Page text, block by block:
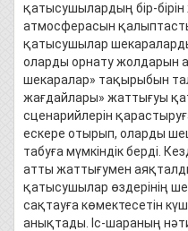
қатысушылардың бір-
атмосферасын
қатысушылар
оларды орнату жолдарын
шекаралар» тақырыбын
жағдайлары» жаттығуы
сценарийлерін
ескере отырып, оларды
табуға мүмкіндік берді.
атты жаттығумен
қатысушылар өздерінің
сақтауға көмектесетін
анықтады. Іс-шараның